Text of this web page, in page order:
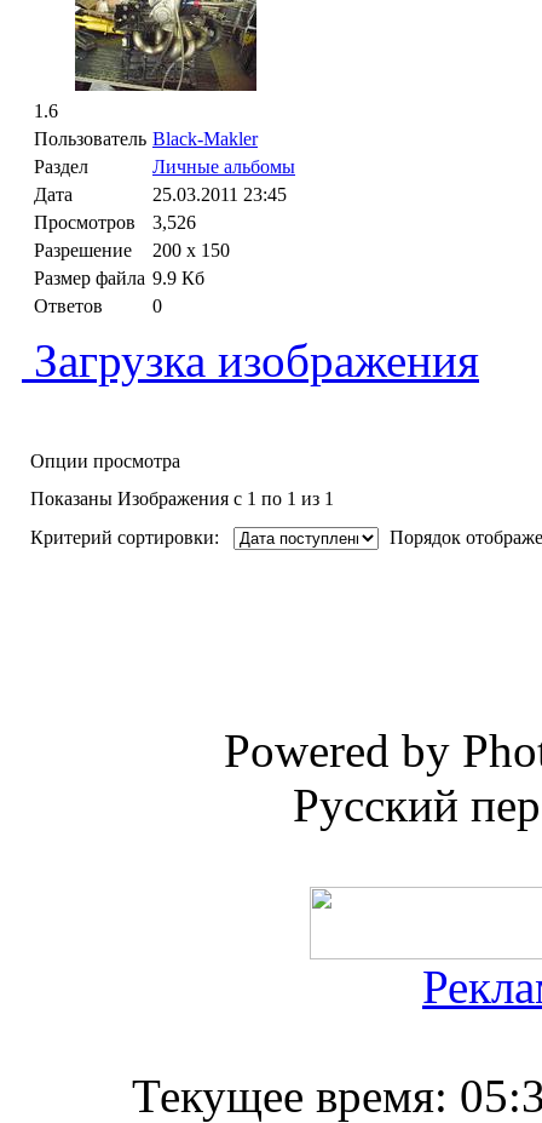
1.6
Пользователь Black-Makler
Раздел
Личные альбомы
Дата
25.03.2011 23:45
Просмотров
3,526
Разрешение
200 x 150
Размер файла 9.9 Кб
Ответов
0
Загрузка изображения
Опции просмотра
Показаны Изображения с 1 по 1 из 1
Критерий сортировки:
Порядок
Powered by
Русский
Текущее время: